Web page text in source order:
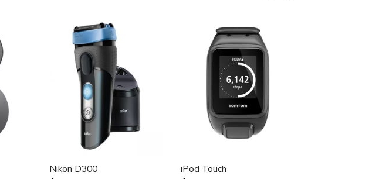
Nikon D300 iPod Touch